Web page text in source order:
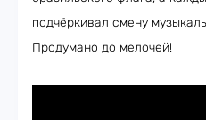
подчёркивал смену
Продумано до мелочей!